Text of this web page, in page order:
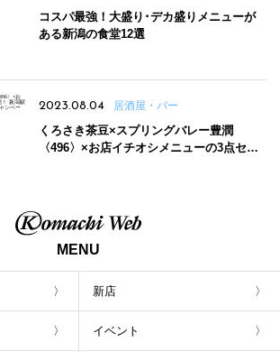
コスパ最強！大盛り･デカ盛りメニューが
ある新潟の食堂12選
2023.08.04 居酒屋・バー
くろさき茶豆×スプリングバレー豊潤
〈496〉×お店イチオシメニューの3点セッ
MENU
新店
イベント